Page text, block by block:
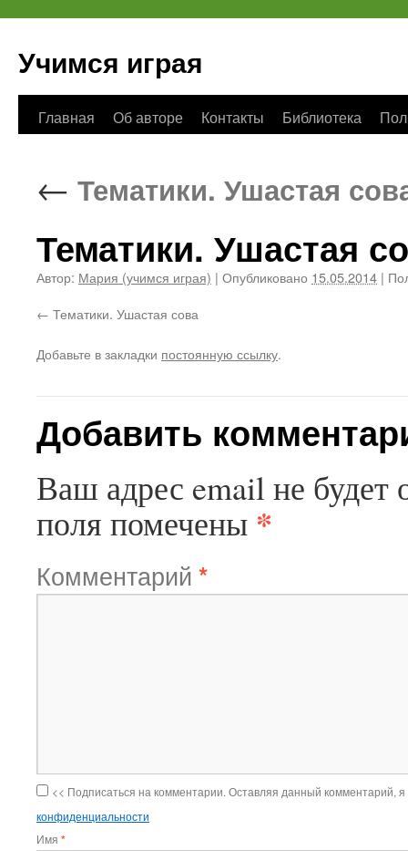
Учимся играя
Перейти
содержимому
Главная Об авторе Контакты Библиотека
← Тематики. Ушастая
Тематики. Ушастая
Автор: Мария (учимся играя) | Опубликовано 15.05.2014 |
Тематики. Ушастая сова
Добавьте в закладки постоянную ссылку.
Добавить
Ваш адрес email не будет
поля помечены *
Комментарий *
<< Подписаться на комментарии. Оставляя данный комментарий,
конфиденциальности
Имя *